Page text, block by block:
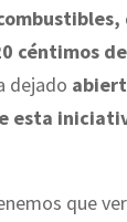
céntimos
dejado
esta
que